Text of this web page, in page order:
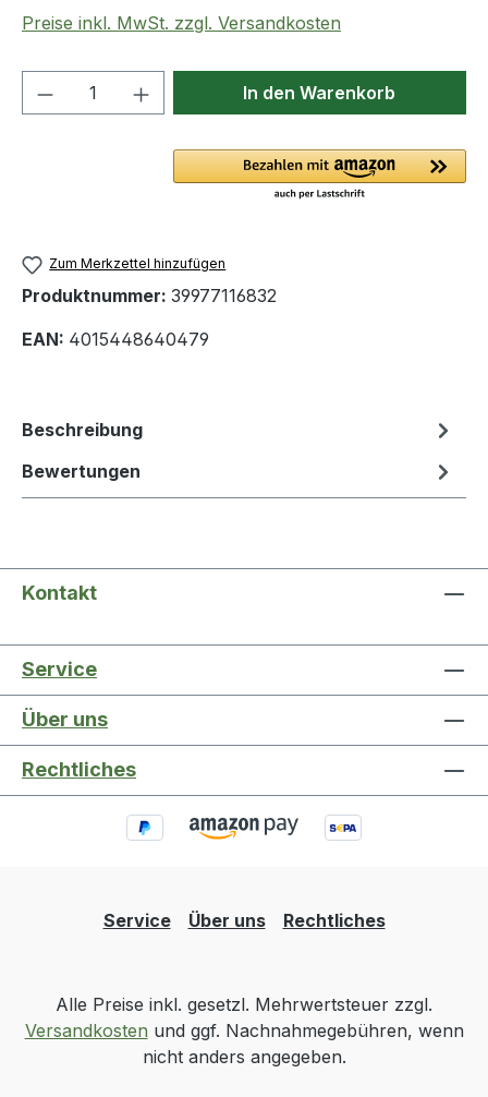
Preise inkl. MwSt. zzgl. Versandkosten
Produkt Anzahl: Gib denIn den Warenkorb
Zum Merkzettel hinzufügen
Produktnummer: 39977116832
EAN: 4015448640479
Beschreibung
Bewertungen
Kontakt
Service
Über uns
Rechtliches
Service Über uns Rechtliches
Alle Preise inkl. gesetzl. Mehrwertsteuer zzgl.
Versandkosten und ggf. Nachnahmegebühren, wenn
nicht anders angegeben.